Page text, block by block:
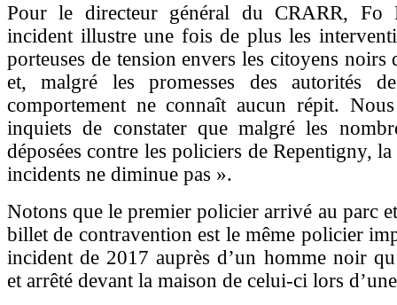
Pour le directeur général du CRARR, Fo
incident illustre une fois de plus les
porteuses de tension envers les citoyens noirs
et, malgré les promesses des autorités
comportement ne connaît aucun répit.
inquiets de constater que malgré les
déposées contre les policiers de Repentigny,
incidents ne diminue pas ».
Notons que le premier policier arrivé au parc
billet de contravention est le même policier
incident de 2017 auprès d’un homme noir
et arrêté devant la maison de celui-ci lors